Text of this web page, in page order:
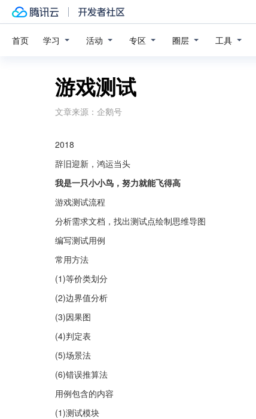
首页 学习 活动 专区 圈层 工具
游戏测试
文章来源： 企鹅号
2018
辞旧迎新，鸿运当头
我是一只小小鸟，努力就能飞得高
游戏测试流程
分析需求文档，找出测试点绘制思维导图
编写测试用例
常用方法
(1)等价类划分
(2)边界值分析
(3)因果图
(4)判定表
(5)场景法
(6)错误推算法
用例包含的内容
(1)测试模块